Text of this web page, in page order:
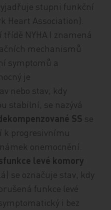
stupni funkční
Heart Association).
NYHA I znamená
mechanismů
symptomů a
je
nebo stav, kdy
stabilní, se nazývá
SS se
k progresivnímu
onemocnění.
levé komory
se označuje stav, kdy
funkce levé
i bez